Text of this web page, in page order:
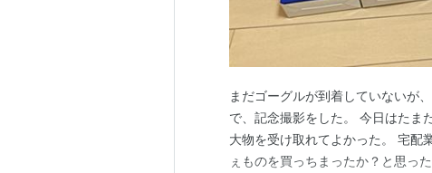
まだゴーグルが到着していないが
で、記念撮影をした。 今日はたま
大物を受け取れてよかった。 宅配
ぇものを買っちまったか？と思っ